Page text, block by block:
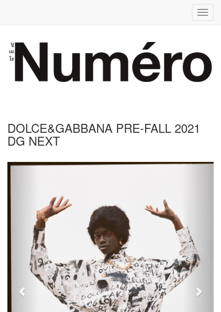
DOLCE&GABBANA PRE-FALL 2021
DG NEXT
Previous Next